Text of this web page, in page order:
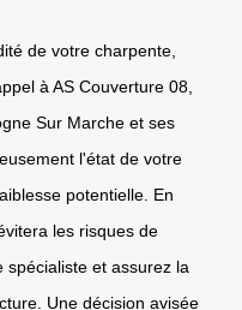
de votre charpente,
à AS Couverture 08,
Sur Marche et ses
l'état de votre
potentielle. En
les risques de
et assurez la
Une décision avisée